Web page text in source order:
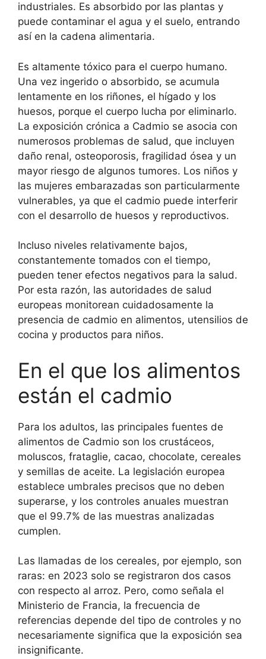
industriales. Es absorbido por las plantas y
puede contaminar el agua y el suelo, entrando
así en la cadena alimentaria.
Es altamente tóxico para el cuerpo humano.
Una vez ingerido o absorbido, se acumula
lentamente en los riñones, el hígado y los
huesos, porque el cuerpo lucha por eliminarlo.
La exposición crónica a Cadmio se asocia con
numerosos problemas de salud, que incluyen
daño renal, osteoporosis, fragilidad ósea y un
mayor riesgo de algunos tumores. Los niños y
las mujeres embarazadas son particularmente
vulnerables, ya que el cadmio puede interferir
con el desarrollo de huesos y reproductivos.
Incluso niveles relativamente bajos,
constantemente tomados con el tiempo,
pueden tener efectos negativos para la salud.
Por esta razón, las autoridades de salud
europeas monitorean cuidadosamente la
presencia de cadmio en alimentos, utensilios de
cocina y productos para niños.
En el que los alimentos
están el cadmio
Para los adultos, las principales fuentes de
alimentos de Cadmio son los crustáceos,
moluscos, frataglie, cacao, chocolate, cereales
y semillas de aceite. La legislación europea
establece umbrales precisos que no deben
superarse, y los controles anuales muestran
que el 99.7% de las muestras analizadas
cumplen.
Las llamadas de los cereales, por ejemplo, son
raras: en 2023 solo se registraron dos casos
con respecto al arroz. Pero, como señala el
Ministerio de Francia, la frecuencia de
referencias depende del tipo de controles y no
necesariamente significa que la exposición sea
insignificante.